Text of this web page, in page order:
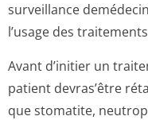
surveillance
l’usage des
Avant d’initier un
patient devras’être
que stomatite,